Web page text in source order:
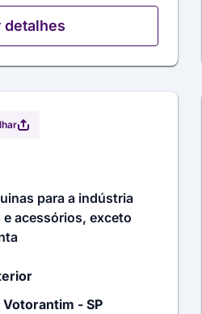
detalhes
para a indústria
acessórios, exceto
- SP